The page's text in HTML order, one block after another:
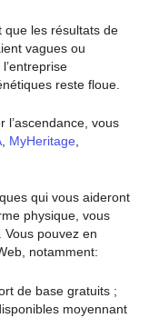
que les résultats de
vagues ou
reste floue.
l’ascendance, vous
MyHeritage
qui vous aideront
physique, vous
pouvez en
notamment:
de base gratuits ;
moyennant